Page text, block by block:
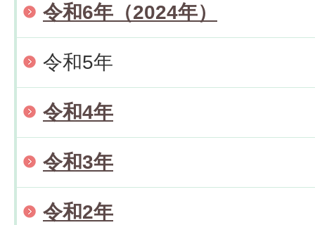
令和6年（2024年）
令和5年
令和4年
令和3年
令和2年